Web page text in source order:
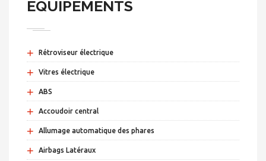
EQUIPEMENTS
+ Rétroviseur électrique
+ Vitres électrique
+ ABS
+ Accoudoir central
+ Allumage automatique des phares
+ Airbags Latéraux